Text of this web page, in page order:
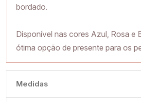
bordado.
Disponível nas cores Azul, Rosa e
ótima opção de presente para os
Medidas